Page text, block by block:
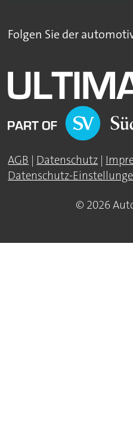
Folgen Sie der
AGB | Datenschutz |
Datenschutz-
© 2026